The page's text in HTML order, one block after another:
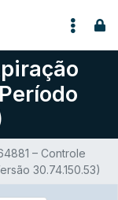
– Controle
30.74.150.53)